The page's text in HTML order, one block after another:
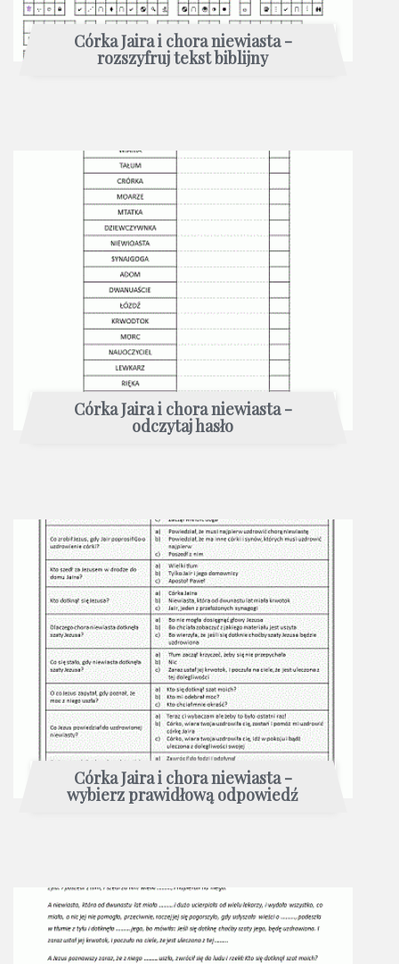
Córka Jaira i chora niewiasta -
rozszyfruj tekst biblijny
Córka Jaira i chora niewiasta -
odczytaj hasło
Córka Jaira i chora niewiasta -
wybierz prawidłową odpowiedź